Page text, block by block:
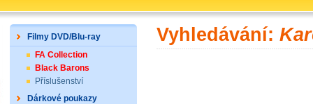
Filmy DVD/Blu-ray
FA Collection
Black Barons
Příslušenství
Dárkové poukazy
Vyhledávání: